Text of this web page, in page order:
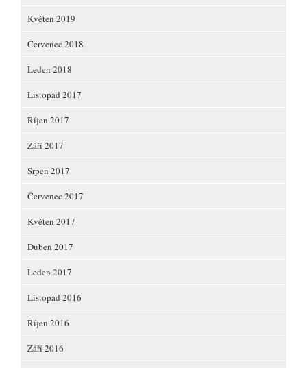
Květen 2019
Červenec 2018
Leden 2018
Listopad 2017
Říjen 2017
Září 2017
Srpen 2017
Červenec 2017
Květen 2017
Duben 2017
Leden 2017
Listopad 2016
Říjen 2016
Září 2016